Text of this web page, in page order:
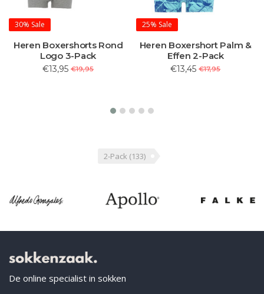
30% Sale
Heren Boxershorts Rond
Logo 3-Pack
€13,95 €19,95
25% Sale
Heren Boxershort Palm &
Effen 2-Pack
€13,45 €17,95
2-Pack (133)
De online specialist in sokken